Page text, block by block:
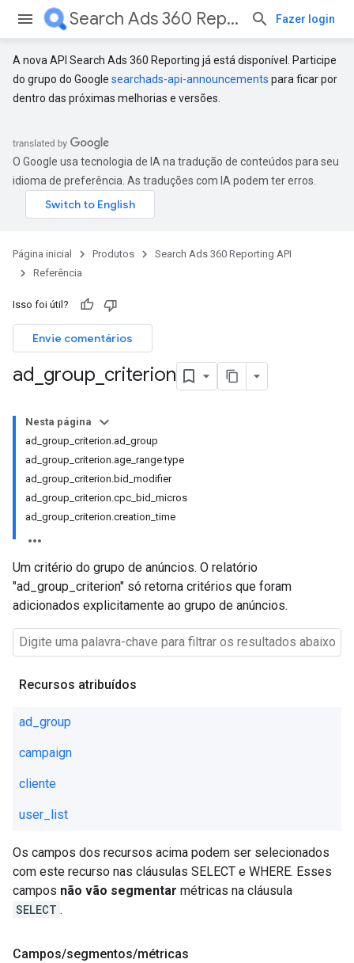
Search Ads 360 Reporting API Fazer login
A nova API Search Ads 360 Reporting já está disponível. Participe
do grupo do Google searchads-api-announcements para ficar por
dentro das próximas melhorias e versões.
O Google usa tecnologia de IA na tradução de conteúdos para seu
idioma de preferência. As traduções com IA podem ter erros.
Página inicial Produtos
Search Ads 360 Reporting API
Referência
Isso foi útil?
Envie comentários
ad group criterion
Nesta página
ad_group_criterion.ad_group
ad_group_criterion.age_range.type
ad_group_criterion.bid_modifier
ad_group_criterion.cpc_bid_micros
ad_group_criterion.creation_time
Um critério do grupo de anúncios. O relatório
"ad_group_criterion" só retorna critérios que foram
adicionados explicitamente ao grupo de anúncios.
Recursos atribuídos
ad_group
campaign
cliente
user_list
Os campos dos recursos acima podem ser selecionados
com este recurso nas cláusulas SELECT e WHERE. Esses
campos não vão segmentar métricas na cláusula
SELECT .
Campos/segmentos/métricas